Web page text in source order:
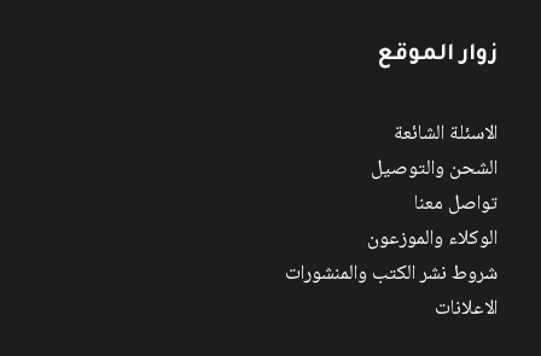
زوار الموقع
الاسئلة الشائعة
الشحن والتوصيل
تواصل معنا
الوكلاء والموزعون
شروط نشر الكتب والمنشورات
الاعلانات